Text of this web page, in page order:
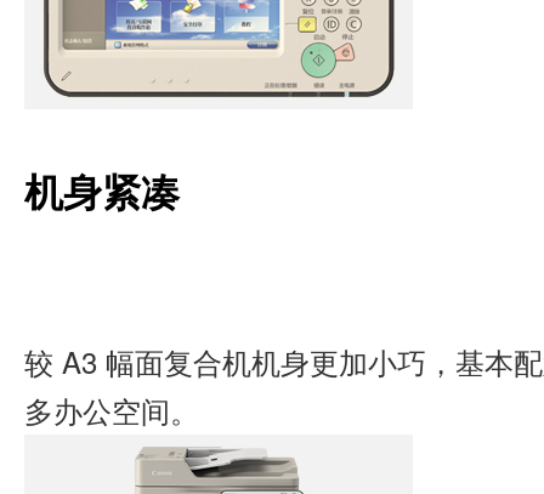
机身紧凑
较 A3 幅面复合机机身更加小巧，基本
多办公空间。